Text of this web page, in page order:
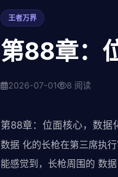
王者万界
第88章：
2026-07-01 8 阅读
第88章：位面核心，数据
数据 化的长枪在第三席执
能感觉到，长枪周围的 数